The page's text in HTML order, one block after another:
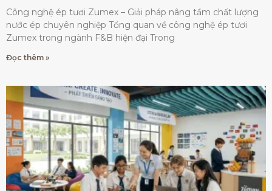
Công nghệ ép tươi Zumex – Giải pháp nâng tầm chất lượng
nước ép chuyên nghiệp Tổng quan về công nghệ ép tươi
Zumex trong ngành F&B hiện đại Trong
Đọc thêm »